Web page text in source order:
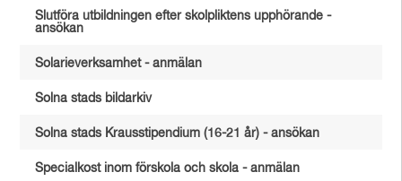
Slutföra utbildningen efter skolpliktens upphörande -
ansökan
Solarieverksamhet - anmälan
Solna stads bildarkiv
Solna stads Krausstipendium (16-21 år) - ansökan
Specialkost inom förskola och skola - anmälan